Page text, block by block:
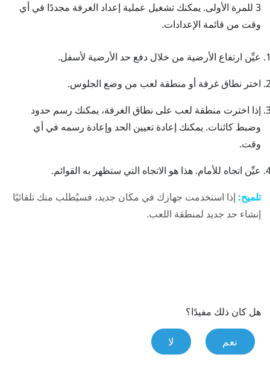
3 للمرة الأولى. يمكنك تشغيل عملية إعداد الغرفة مجددًا في أي
وقت من قائمة الإعدادات.
عيِّن ارتفاع الأرضية من خلال دفع حد الأرضية لأسفل.
اختر نطاق غرفة أو منطقة لعب من وضع الجلوس.
إذا اخترت منطقة لعب على نطاق الغرفة، يمكنك رسم حدود
وضبط كائنات. يمكنك إعادة تعيين الحد وإعادة رسمه في أي
وقت.
عيِّن اتجاه للأمام. هذا هو الاتجاه التي ستظهر به القوائم.
تلميح: إذا استخدمت جهازك في مكان جديد، فسيُطلب منك تلقائيًا
إنشاء حد جديد لمنطقة اللعب.
هل كان ذلك مفيدًا؟
نعم لا